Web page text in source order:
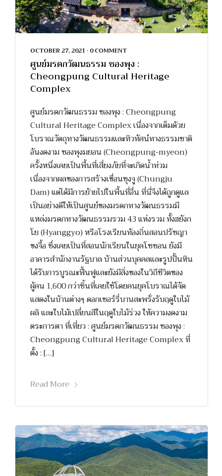
OCTOBER 27, 2021 • 0 COMMENT
ศูนย์มรดกวัฒนธรรม ชองพุง :
Cheongpung Cultural Heritage
Complex
ศูนย์มรดกวัฒนธรรม ชองพุง : Cheongpung
Cultural Heritage Complex เนื่องจากเต็มด้วย
โบราณวัตถุทางวัฒนธรรมและทิวทัศน์ทางธรรมชาติ
อันงดงาม ชองพุงมยอน (Cheongpung-myeon)
ครั้งหนึ่งเคยเป็นพื้นที่เสี่ยงภัยที่จะเกิดน้ำท่วม
เนื่องจากผลของการสร้างเขื่อนชุงจู (Chungju
Dam) แต่ได้มีการย้ายไปในพื้นที่อื่น ที่นี่จึงได้ถูกดูแล
เป็นอย่างดีให้เป็นศูนย์ของมรดกทางวัฒนธรรมมี
แหล่งมรดกทางวัฒนธรรมรวม 43 แห่งรวม ทั้งฮยังก
โย (Hyanggyo) หรือโรงเรียนท้องถิ่นสอนปรัชญา
ขงจื้อ ซึ่งเคยเป็นที่สอนนักเรียนในยุคโชซอน ยังมี
อาคารสำนักงานรัฐบาล บ้านส่วนบุคคลและรูปปั้นหิน
ได้รับการบูรณะฟื้นฟูและยังมีสิ่งของในวิถีชีวิตของ
ผู้คน 1,600 กว่าชิ้นที่เคยใช้โดยคนยุคโบราณได้จัด
แสดงในบ้านต่างๆ ดอกเชอร์รี่บานสะพรั่งรับฤดูใบไม้
ผลิ และใบไม้เปลี่ยนสีในฤดูใบไม้ร่วง ให้ความงดงาม
ตระการตา ที่เที่ยว : ศูนย์มรดกวัฒนธรรม ชองพุง :
Cheongpung Cultural Heritage Complex ที่
ตั้ง : […]
Read More